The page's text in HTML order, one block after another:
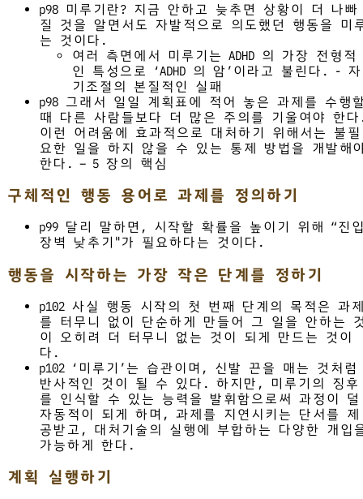
p98 미루기란? 지금 안하고 늦추면 상황이 더 나빠
질 것을 알면서도 자발적으로 의도했던 행동을 미
는 것이다.
여러 측면에서 미루기는 ADHD 의 가장 전형적
인 특성으로 ‘ADHD 의 암’이라고 불린다. - 자
기조절의 본질적인 실패
p98 그래서 일일 계획표에 적어 놓은 과제를 수행
때 다른 사람들보다 더 많은 주의를 기울여야 한
이런 어려움에 효과적으로 대처하기 위해서는 불필
요한 일을 하지 않을 수 있는 통제 방법을 개발해
한다. – 5 장의 핵심
구체적인 행동 용어로 과제를 정의하기
p99 달리 말하면, 시작할 확률을 높이기 위해 “진
장벽 낮추기"가 필요하다는 것이다.
행동을 시작하는 가장 작은 단계를 정하기
p102 사실 행동 시작의 첫 번째 단계의 목적은 과
를 터무니 없이 단순하게 만들어 그 일을 안하는
이 오히려 더 터무니 없는 것이 되게 만드는 것이
다.
p102 ‘미루기’는 습관이며, 신발 끈을 매는 것처럼
반사적인 것이 될 수 있다. 하지만, 미루기의 징후
를 인식할 수 있는 능력을 발휘함으로써 과정이 덜
자동적이 되게 하며, 과제를 지연시키는 단서를 제
공받고, 대처기술의 실행에 부합하는 다양한 개입
가능하게 한다.
계획 실행하기